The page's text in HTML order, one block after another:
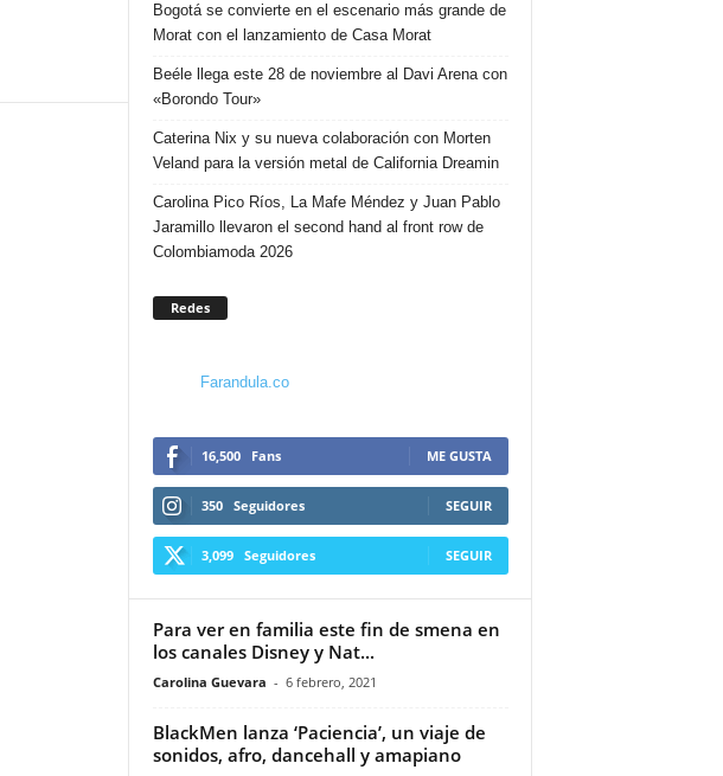
Bogotá se convierte en el escenario más grande de
Morat con el lanzamiento de Casa Morat
Beéle llega este 28 de noviembre al Davi Arena con
«Borondo Tour»
Caterina Nix y su nueva colaboración con Morten
Veland para la versión metal de California Dreamin
Carolina Pico Ríos, La Mafe Méndez y Juan Pablo
Jaramillo llevaron el second hand al front row de
Colombiamoda 2026
Redes
Farandula.co
16,500 Fans ME GUSTA
350 Seguidores SEGUIR
3,099 Seguidores SEGUIR
Para ver en familia este fin de smena en
los canales Disney y Nat...
Carolina Guevara - 6 febrero, 2021
BlackMen lanza ‘Paciencia’, un viaje de
sonidos, afro, dancehall y amapiano